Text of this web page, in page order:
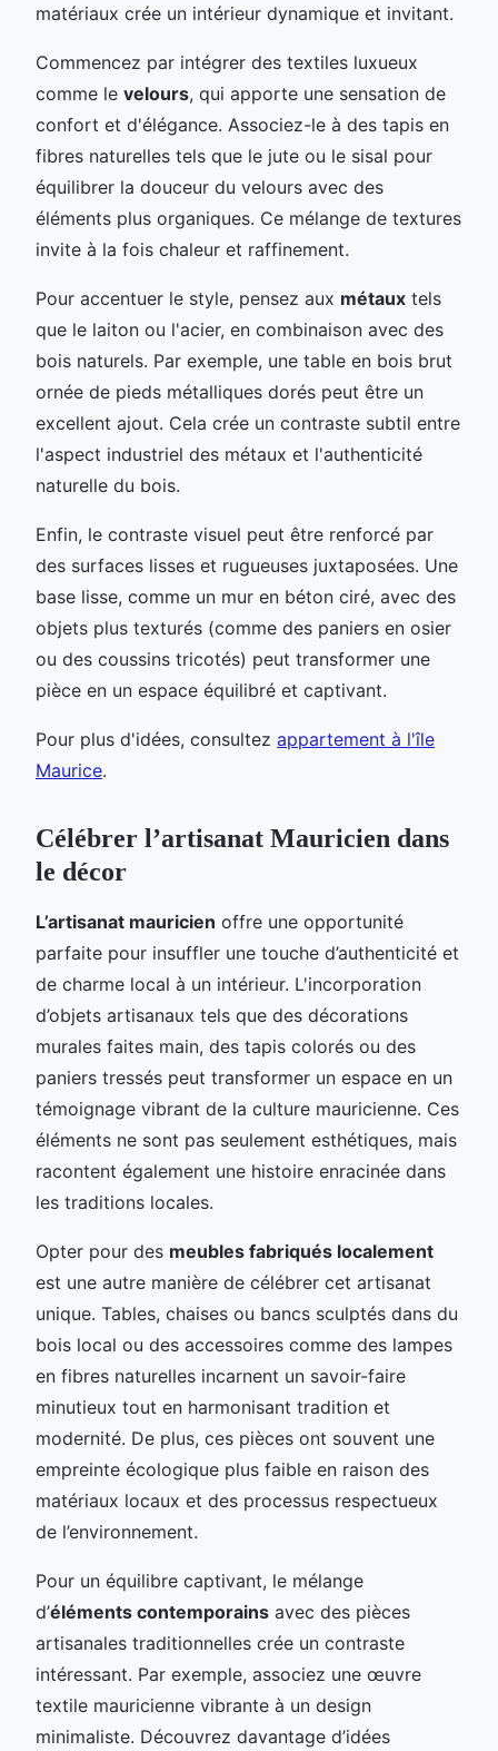
matériaux crée un intérieur dynamique et invitant.
Commencez par intégrer des textiles luxueux
comme le velours, qui apporte une sensation de
confort et d'élégance. Associez-le à des tapis en
fibres naturelles tels que le jute ou le sisal pour
équilibrer la douceur du velours avec des
éléments plus organiques. Ce mélange de textures
invite à la fois chaleur et raffinement.
Pour accentuer le style, pensez aux métaux tels
que le laiton ou l'acier, en combinaison avec des
bois naturels. Par exemple, une table en bois brut
ornée de pieds métalliques dorés peut être un
excellent ajout. Cela crée un contraste subtil entre
l'aspect industriel des métaux et l'authenticité
naturelle du bois.
Enfin, le contraste visuel peut être renforcé par
des surfaces lisses et rugueuses juxtaposées. Une
base lisse, comme un mur en béton ciré, avec des
objets plus texturés (comme des paniers en osier
ou des coussins tricotés) peut transformer une
pièce en un espace équilibré et captivant.
Pour plus d'idées, consultez appartement à l'île
Maurice.
Célébrer l’artisanat Mauricien dans
le décor
L’artisanat mauricien offre une opportunité
parfaite pour insuffler une touche d’authenticité et
de charme local à un intérieur. L'incorporation
d’objets artisanaux tels que des décorations
murales faites main, des tapis colorés ou des
paniers tressés peut transformer un espace en un
témoignage vibrant de la culture mauricienne. Ces
éléments ne sont pas seulement esthétiques, mais
racontent également une histoire enracinée dans
les traditions locales.
Opter pour des meubles fabriqués localement
est une autre manière de célébrer cet artisanat
unique. Tables, chaises ou bancs sculptés dans du
bois local ou des accessoires comme des lampes
en fibres naturelles incarnent un savoir-faire
minutieux tout en harmonisant tradition et
modernité. De plus, ces pièces ont souvent une
empreinte écologique plus faible en raison des
matériaux locaux et des processus respectueux
de l’environnement.
Pour un équilibre captivant, le mélange
d’éléments contemporains avec des pièces
artisanales traditionnelles crée un contraste
intéressant. Par exemple, associez une œuvre
textile mauricienne vibrante à un design
minimaliste. Découvrez davantage d’idées